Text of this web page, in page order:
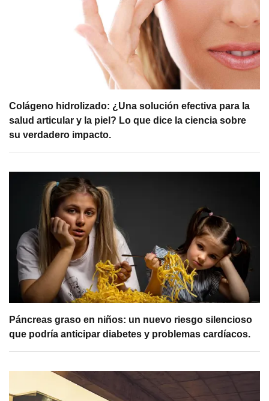
Colágeno hidrolizado: ¿Una solución efectiva para la
salud articular y la piel? Lo que dice la ciencia sobre
su verdadero impacto.
Páncreas graso en niños: un nuevo riesgo silencioso
que podría anticipar diabetes y problemas cardíacos.